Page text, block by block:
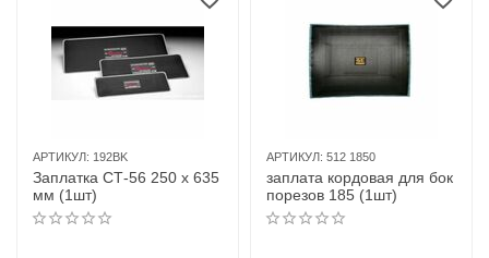
АРТИКУЛ: 192BK
Заплатка СТ-56 250 х 635
мм (1шт)
АРТИКУЛ: 512 1850
заплата кордовая для бок
порезов 185 (1шт)